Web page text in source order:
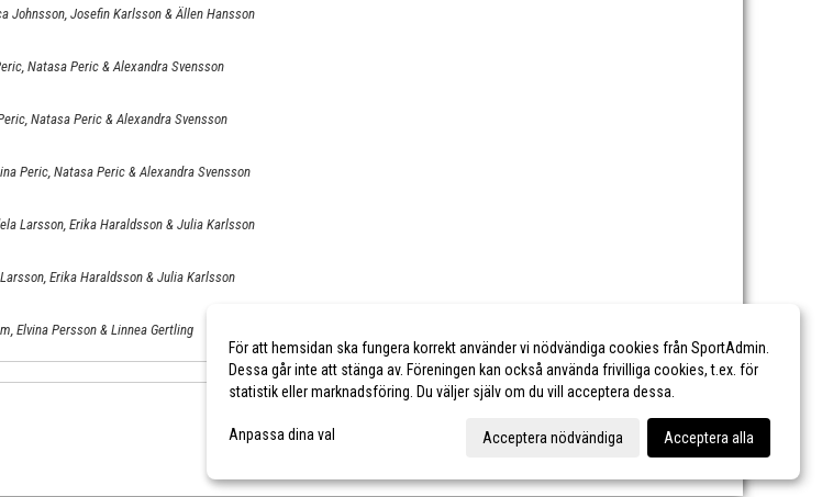
Johnsson, Josefin Karlsson & Ällen Hansson
Natasa Peric & Alexandra Svensson
Natasa Peric & Alexandra Svensson
Peric, Natasa Peric & Alexandra Svensson
Larsson, Erika Haraldsson & Julia Karlsson
Erika Haraldsson & Julia Karlsson
Elvina Persson & Linnea Gertling
För att hemsidan ska fungera korrekt använder vi nödvändiga cookies från SportAdmin.
Dessa går inte att stänga av. Föreningen kan också använda frivilliga cookies, t.ex. för
statistik eller marknadsföring. Du väljer själv om du vill acceptera dessa.
Anpassa dina val Acceptera nödvändiga Acceptera alla